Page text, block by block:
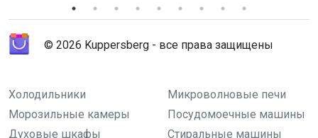
© 2026 Kuppersberg - все права защищены
Холодильники
Микроволновые печи
Морозильные камеры
Посудомоечные машины
Духовые шкафы
Стиральные машины